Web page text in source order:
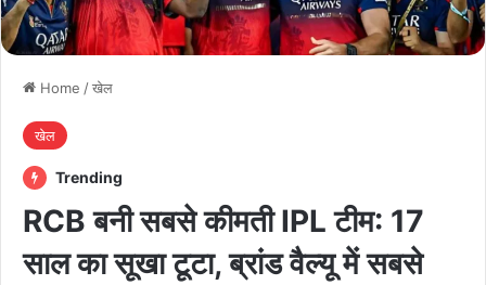
Home /खेल
खेल
Trending
RCB बनी सबसे कीमती IPL टीम: 17
साल का सूखा टूटा, ब्रांड वैल्यू में सबसे